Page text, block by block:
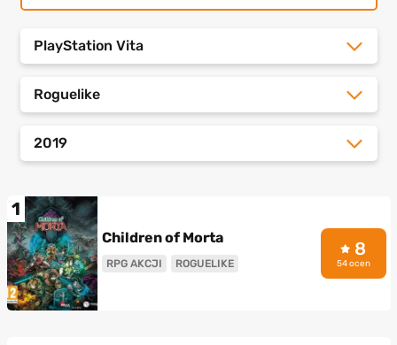
PlayStation Vita
Roguelike
2019
1
Children of Morta
RPG AKCJI ROGUELIKE
8
54 ocen